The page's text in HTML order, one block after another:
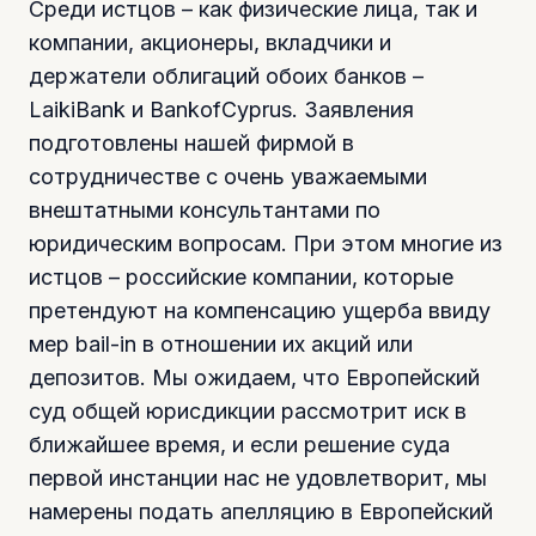
Среди истцов – как физические лица, так и
компании, акционеры, вкладчики и
держатели облигаций обоих банков –
LaikiBank и BankofCyprus. Заявления
подготовлены нашей фирмой в
сотрудничестве с очень уважаемыми
внештатными консультантами по
юридическим вопросам. При этом многие из
истцов – российские компании, которые
претендуют на компенсацию ущерба ввиду
мер bail-in в отношении их акций или
депозитов. Мы ожидаем, что Европейский
суд общей юрисдикции рассмотрит иск в
ближайшее время, и если решение суда
первой инстанции нас не удовлетворит, мы
намерены подать апелляцию в Европейский